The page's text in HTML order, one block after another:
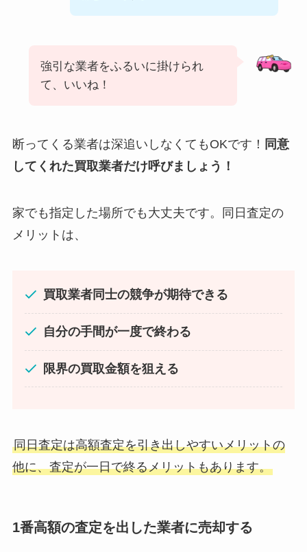
強引な業者をふるいに掛けられ
て、いいね！
断ってくる業者は深追いしなくてもOKです！ 同意
してくれた買取業者だけ呼びましょう！
家でも指定した場所でも大丈夫です。同日査定の
メリットは、
買取業者同士の競争が期待できる
自分の手間が一度で終わる
限界の買取金額を狙える
同日査定は高額査定を引き出しやすいメリットの
他に、査定が一日で終るメリットもあります。
1番高額の査定を出した業者に売却する